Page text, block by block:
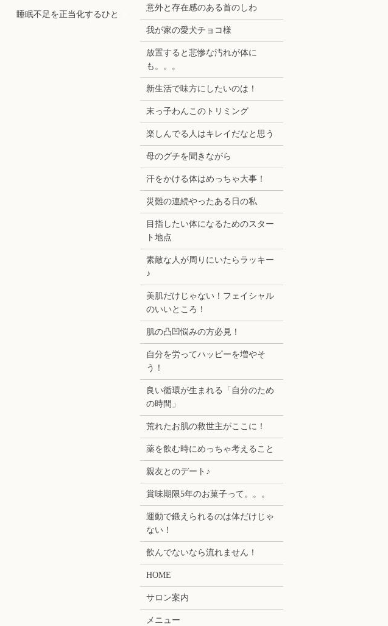
睡眠不足を正当化するひと
意外と存在感のある首のしわ
我が家の愛犬チョコ様
放置すると悲惨な汚れが体に
も。。。
新生活で味方にしたいのは！
末っ子わんこのトリミング
楽しんでる人はキレイだなと思う
母のグチを聞きながら
汗をかける体はめっちゃ大事！
災難の連続やったある日の私
目指したい体になるためのスター
ト地点
素敵な人が周りにいたらラッキー
♪
美肌だけじゃない！フェイシャル
のいいところ！
肌の凸凹悩みの方必見！
自分を労ってハッピーを増やそ
う！
良い循環が生まれる「自分のため
の時間」
荒れたお肌の救世主がここに！
薬を飲む時にめっちゃ考えること
親友とのデート♪
賞味期限5年のお菓子って。。。
運動で鍛えられるのは体だけじゃ
ない！
飲んでないなら流れません！
HOME
サロン案内
メニュー